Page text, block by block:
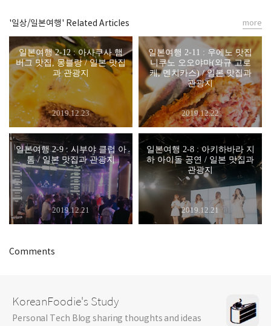
'일상/일본여행' Related Articles
일본여행 2-12 : 아사쿠사 햄
버그 맛집, 몽블랑 / 일본 맛집
과 관광지
2019.12.23
일본여행 2-11 : 우에노 맛집
니쿠노 오오야마(와규 고로
케, 멘치카스) / 일본 맛집과
관광지
2019.12.22
일본여행 2-9 : 시부야 클럽 아
톰 / 일본 맛집과 관광지
2019.12.21
일본여행 2-8 : 아키하바라 지
하 아이돌 공연 / 일본 맛집과
관광지
2019.12.21
more
Comments
KoreanFoodie's Study
Personal Tech Blog sharing thoughts and ideas